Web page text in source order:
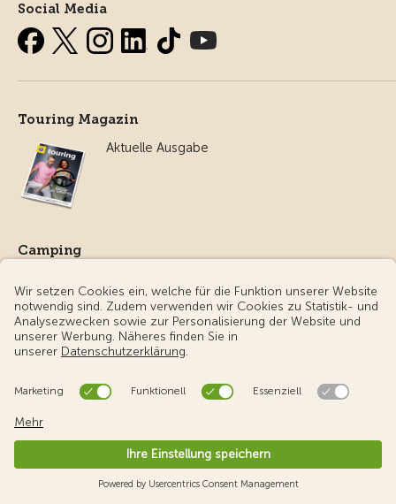
Social Media
Touring Magazin
Aktuelle Ausgabe
Camping
TCS eCharge